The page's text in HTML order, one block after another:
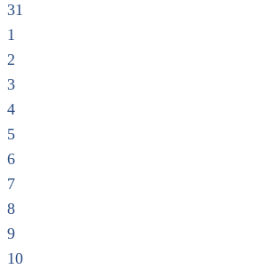
31
1
2
3
4
5
6
7
8
9
10